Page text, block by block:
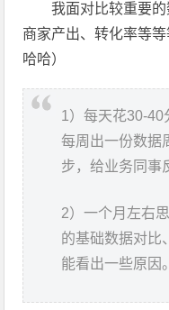
我面对比较重要
商家产出、转化率等
哈哈）
1）每天花30-40
每周出一份数据
步，给业务同事
2）一个月左右
的基础数据对比
能看出一些原因。